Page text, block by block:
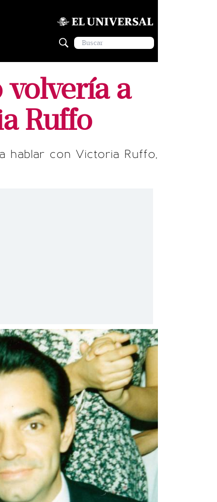
a
Ruffo
hablar con Victoria Ruffo,